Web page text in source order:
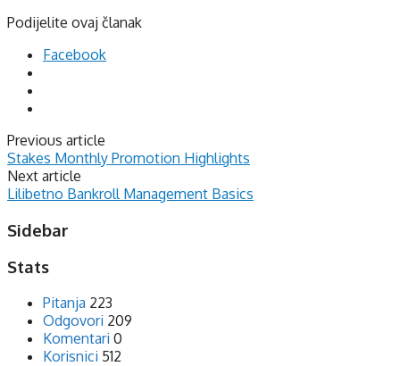
Podijelite ovaj članak
Facebook
Previous article
Stakes Monthly Promotion Highlights
Next article
Lilibetno Bankroll Management Basics
Sidebar
Stats
Pitanja 223
Odgovori 209
Komentari 0
Korisnici 512